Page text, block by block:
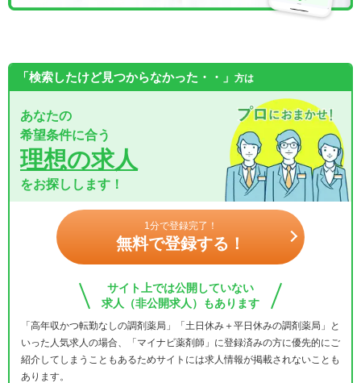
「検索したけど見つからなかった・・」 方は
あなたの
希望条件に合う
理想の求人
をお探しします！
1分で登録完了！
無料で登録する！
サイト上では公開していない
求人（非公開求人）もあります
「高年収かつ転勤なしの調剤薬局」「土日休み＋平日休みの調剤薬局」と
いった人気求人の場合、「マイナビ薬剤師」に登録済みの方に優先的にご
紹介してしまうこともあるためサイトには求人情報が掲載されないことも
あります。